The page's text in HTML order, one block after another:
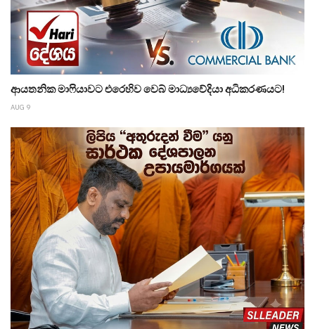
ආයතනික මාෆියාවට එරෙහිව වෙබ් මාධ්‍යවේදියා අධිකරණයට!
AUG 9